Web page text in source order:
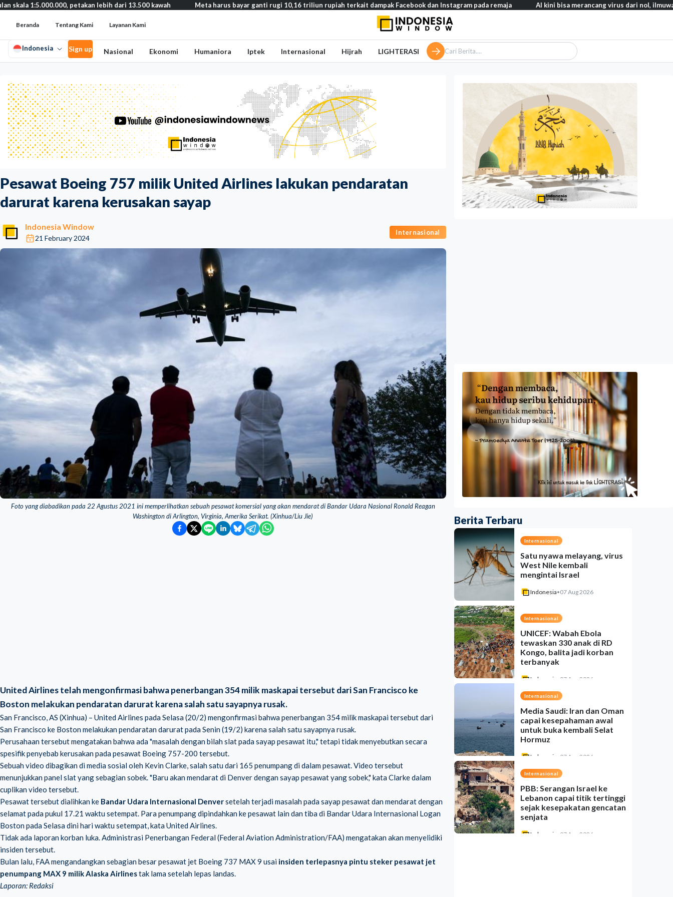
Pesawat Boeing 757 milik United Airlines lakukan pendaratan
darurat karena kerusakan sayap
Indonesia Window
21 February 2024
Internasional
Foto yang diabadikan pada 22 Agustus 2021 ini memperlihatkan sebuah pesawat komersial yang akan mendarat di Bandar Udara Nasional Ronald Reagan
Washington di Arlington, Virginia, Amerika Serikat. (Xinhua/Liu Jie)
United Airlines telah mengonfirmasi bahwa penerbangan 354 milik maskapai tersebut dari San Francisco ke
Boston melakukan pendaratan darurat karena salah satu sayapnya rusak.
San Francisco, AS (Xinhua) – United Airlines pada Selasa (20/2) mengonfirmasi bahwa penerbangan 354 milik maskapai tersebut dari
San Francisco ke Boston melakukan pendaratan darurat pada Senin (19/2) karena salah satu sayapnya rusak.
Perusahaan tersebut mengatakan bahwa ada "masalah dengan bilah slat pada sayap pesawat itu," tetapi tidak menyebutkan secara
spesifik penyebab kerusakan pada pesawat Boeing 757-200 tersebut.
Sebuah video dibagikan di media sosial oleh Kevin Clarke, salah satu dari 165 penumpang di dalam pesawat. Video tersebut
menunjukkan panel slat yang sebagian sobek. "Baru akan mendarat di Denver dengan sayap pesawat yang sobek," kata Clarke dalam
cuplikan video tersebut.
Pesawat tersebut dialihkan ke Bandar Udara Internasional Denversetelah terjadi masalah pada sayap pesawat dan mendarat dengan
selamat pada pukul 17.21 waktu setempat. Para penumpang dipindahkan ke pesawat lain dan tiba di Bandar Udara Internasional Logan
Boston pada Selasa dini hari waktu setempat, kata United Airlines.
Tidak ada laporan korban luka. Administrasi Penerbangan Federal (Federal Aviation Administration/FAA) mengatakan akan menyelidiki
insiden tersebut.
Bulan lalu, FAA mengandangkan sebagian besar pesawat jet Boeing 737 MAX 9 usai insiden terlepasnya pintu steker pesawat jet
penumpang MAX 9 milik Alaska Airlinestak lama setelah lepas landas.
Laporan: Redaksi
Berita Terbaru
Internasional
Satu nyawa melayang, virus
West Nile kembali
mengintai Israel
Indonesia•07 Aug 2026
Internasional
UNICEF: Wabah Ebola
tewaskan 330 anak di RD
Kongo, balita jadi korban
terbanyak
Indonesia 07 Aug 2026
Internasional
Media Saudi: Iran dan Oman
capai kesepahaman awal
untuk buka kembali Selat
Hormuz
Indonesia 07 Aug 2026
Internasional
PBB: Serangan Israel ke
Lebanon capai titik tertinggi
sejak kesepakatan gencatan
senjata
Indonesia 07 Aug 2026
petakan lebih dari 13.500 kawah Meta harus bayar ganti rugi 10,16 triliun rupiah terkait dampak Facebook dan Instagram pada remaja AI kini bisa merancang virus dari nol, ilmuwan
Beranda Tentang Kami Layanan Kami
Indonesia Sign up Nasional Ekonomi Humaniora Iptek Internasional Hijrah LIGHTERASI